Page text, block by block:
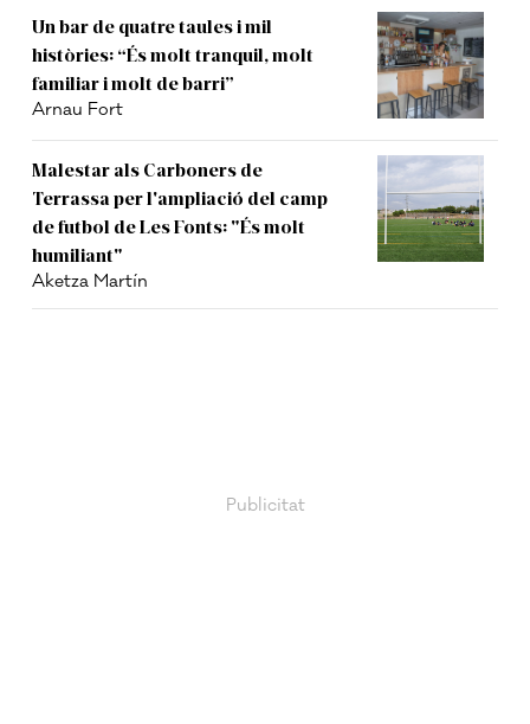
Un bar de quatre taules i mil
històries: “És molt tranquil, molt
familiar i molt de barri”
Arnau Fort
Malestar als Carboners de
Terrassa per l'ampliació del camp
de futbol de Les Fonts: "És molt
humiliant"
Aketza Martín